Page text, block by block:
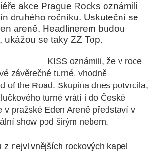
akce Prague Rocks oznámili
druhého ročníku. Uskuteční se
areně. Headlinerem budou
ukážou se taky ZZ Top.
KISS oznámili, že v roce
závěrečné turné, vhodně
of the Road. Skupina dnes potvrdila,
turné vrátí i do České
v pražské Eden Areně představí v
show pod širým nebem.
z nejvlivnějších rockových kapel